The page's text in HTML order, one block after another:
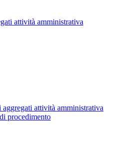
attività amministrativa
aggregati attività amministrativa
procedimento